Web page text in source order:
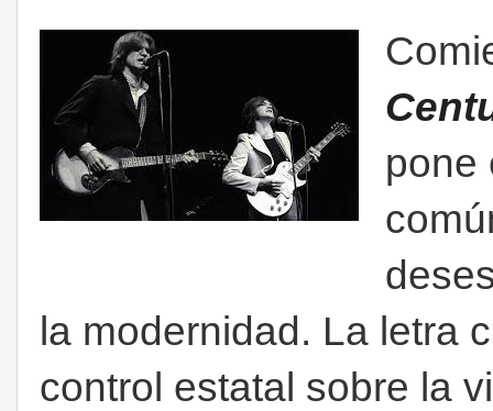
pone
la modernidad. La letra
control estatal sobre la